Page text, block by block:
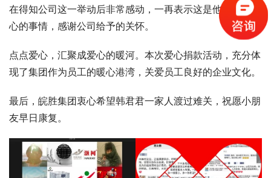
在得知公司这一举动后非常感动，一再表示这是他遇到最暖
心的事情，感谢公司给予的关怀。
点点爱心，汇聚成爱心的暖河。本次爱心捐款活动，充分体
现了集团作为员工的暖心港湾，关爱员工良好的企业文化。
最后，皖胜集团衷心希望韩君君一家人渡过难关，祝愿小朋
友早日康复。